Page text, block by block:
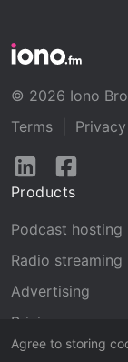
Agree to storing
© 2026 Iono
Terms
Privacy
Follow
LinkedIn
Products
Podcast hosting
Radio streaming
Advertising
Pricing